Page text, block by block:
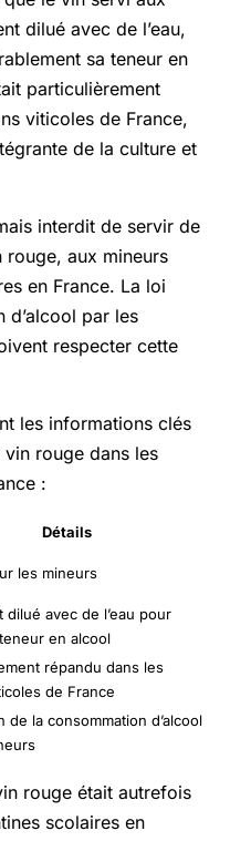
dilué avec de l’eau,
sa teneur en
particulièrement
viticoles de France,
de la culture et
interdit de servir de
rouge, aux mineurs
en France. La loi
d’alcool par les
respecter cette
les informations clés
rouge dans les
:
Détails
les mineurs
dilué avec de l’eau pour
en alcool
répandu dans les
de France
de la consommation d’alcool
rouge était autrefois
scolaires en